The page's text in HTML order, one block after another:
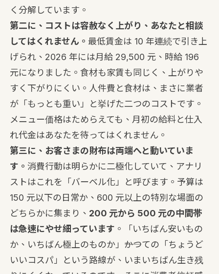
く分解しています。
第二に、コストは容赦なく上がり、あなたと相談
してはくれません。 最低賃金は 10 年連続で引き上
げられ、2026 年には月給 29,500 元、時給 196
元になりました。食材も家賃も同じく、上がりや
すく下がりにくい。人件費と食材は、まさに業者
が「もっとも重い」と挙げた二つのコストです。
メニュー価格はためらえても、月初の給料と仕入
れ代金はあなたを待ってはくれません。
第三に、お客さまの財布は両端へと動いていま
す。 消費行動は明らかに二極化していて、アナリ
ストはこれを「バーベル化」と呼びます。予算は
150 元以下の日常か、600 元以上の特別な場面の
どちらかに集まり、 200 元から 500 元の中間帯
は急速にやせ細っています 。「いちばん安いもの
か、いちばん極上のものか」――かつての「ちょうど
いいコスパ」という路線が、いまいちばん生き残